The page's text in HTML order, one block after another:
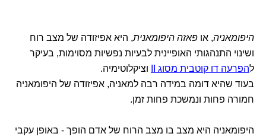
היפומאניה, או פאזה היפומאנית, היא אפיזודה של מצב רוח
ושינוי התנהגותי האופיינית לבעיות נפשיות מסוימות, בעיקר
להפרעה דו קוטבית מסוג II
וציקלוטימיה.
בעוד שהיא דומה במידה רבה למאניה, אפיזודה של היפומאניה
חמורה פחות ונמשכת פחות זמן.
היפומאניה היא מצב בו מצב הרוח של אדם הופך - באופן עקבי